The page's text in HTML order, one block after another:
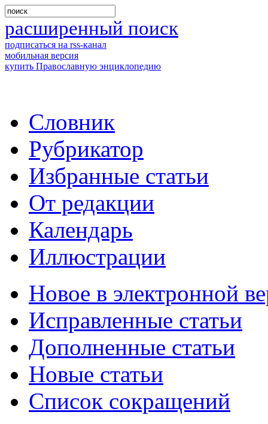
расширенный поиск
подписаться на rss-канал
мобильная версия
купить Православную энциклопедию
Словник
Рубрикатор
Избранные статьи
От редакции
Календарь
Иллюстрации
Новое в электронной
Исправленные статьи
Дополненные статьи
Новые статьи
Список сокращений